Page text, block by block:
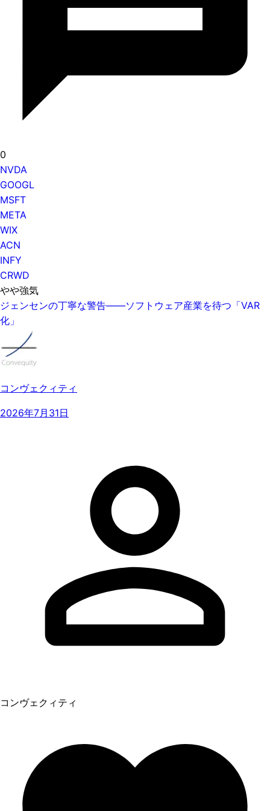
0
NVDA
GOOGL
MSFT
META
WIX
ACN
INFY
CRWD
やや強気
ジェンセンの丁寧な警告——ソフトウェア産業を待つ「VAR
化」
コンヴェクィティ
2026年7月31日
コンヴェクィティ